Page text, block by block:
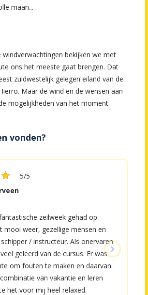
maan...
windverwachtingen bekijken we met
ons het meeste gaat brengen. Dat
zuidwestelijk gelegen eiland van de
Maar de wind en de wensen aan
mogelijkheden van het moment.
vonden?


5/5
zeilweek gehad op
mooi weer, gezellige mensen en
/ instructeur. Als onervaren
geleerd van de cursus. Er was
om fouten te maken en daarvan
van vakantie en leren
het voor mij heel relaxed.